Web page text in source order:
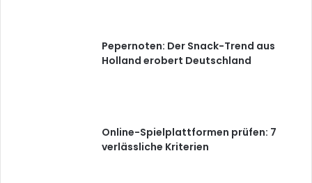
Pepernoten: Der Snack-Trend aus
Holland erobert Deutschland
Online-Spielplattformen prüfen: 7
verlässliche Kriterien